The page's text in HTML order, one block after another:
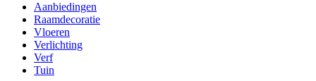
Aanbiedingen
Raamdecoratie
Vloeren
Verlichting
Verf
Tuin